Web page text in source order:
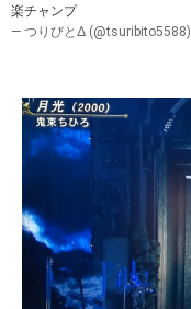
楽チャンプ
— つりびとΔ (@tsuribito5588)